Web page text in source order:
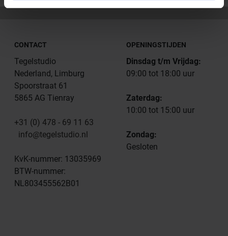
CONTACT
Tegelstudio
Nederland, Limburg
Spoorstraat 61
5865 AG Tienray
+31 (0) 478 - 69 11 63
info@tegelstudio.nl
KvK-nummer: 13035969
BTW-nummer:
NL803455562B01
OPENINGSTIJDEN
Dinsdag t/m Vrijdag:
09:00 tot 18:00 uur
Zaterdag:
10:00 tot 15:00 uur
Zondag:
Gesloten